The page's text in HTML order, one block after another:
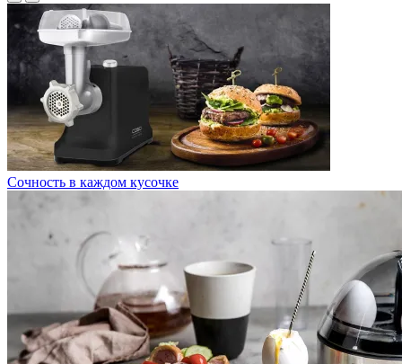
Сочность в каждом кусочке